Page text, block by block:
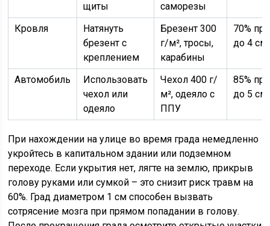
щиты
саморезы
Кровля
Натянуть
брезент с
креплением
Брезент 300
г/м², тросы,
карабины
70%
до 4 см
Автомобиль
Использовать
чехол или
одеяло
Чехол 400 г/
м², одеяло с
ППУ
85%
до 5 см
При нахождении на улице во время града немедленно
укройтесь в капитальном здании или подземном
переходе. Если укрытия нет, лягте на землю, прикрыв
голову руками или сумкой – это снизит риск травм на
60%. Град диаметром 1 см способен вызвать
сотрясение мозга при прямом попадании в голову.